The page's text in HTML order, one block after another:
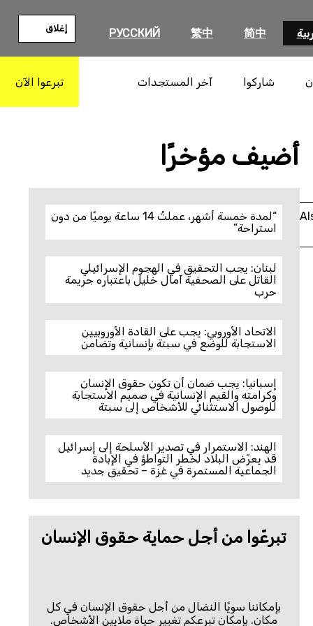
简中
繁中
РУССКИЙ إغلاق
شاركوا آخر المستجدات تبرعوا الآن
أضيف مؤخرًا
“لمدة خمسة أشهر، عملتُ 14 ساعة يوميًا من دون
استراحة”
لبنان: يجب التحقيق في الهجوم الإسرائيلي
القاتل على الصحفية آمال خليل باعتباره جريمة
حرب
الاتحاد الأوروبي: يجب على القادة الأوروبيين
الاستجابة للوضع في سبتة بإنسانية وتضامن
إسبانيا: يجب ضمان أن تكون حقوق الإنسان
وكرامته والقيم الإنسانية في صميم الاستجابة
للوصول الاستثنائي للأشخاص إلى سبتة
الهند: الاستمرار في تصدير الأسلحة إلى إسرائيل
قد يعرّض البلاد لخطر التواطؤ في الإبادة
الجماعية المستمرة في غزة – تحقيق جديد
تبرعّوا من أجل حماية حقوق الإنسان
بإمكاننا سويًا النضال من أجل حقوق الإنسان في كل
مكان. بإمكان تبرعكم تغيير حياة ملايين الأشخاص.